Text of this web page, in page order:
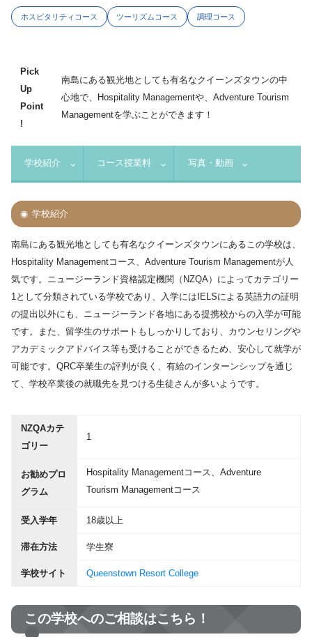
ホスピタリティコース ツーリズムコース 調理コース
Pick
Up
Point
!
南島にある観光地としても有名なクイーンズタウンの中
心地で、Hospitality Managementや、Adventure Tourism
Managementを学ぶことができます！
学校紹介 コース授業料 写真・動画
学校紹介
南島にある観光地としても有名なクイーンズタウンにあるこの学校は、
Hospitality Managementコース、Adventure Tourism Managementが人
気です。ニュージーランド資格認定機関（NZQA）によってカテゴリー
1として分類されている学校であり、入学にはIELSによる英語力の証明
の提出以外にも、ニュージーランド各地にある提携校からの入学が可能
です。また、留学生のサポートもしっかりしており、カウンセリングや
アカデミックアドバイス等も受けることができるため、安心して就学が
可能です。QRC卒業生の評判が良く、有給のインターンシップを通じ
て、学校卒業後の就職先を見つける生徒さんが多いようです。
NZQAカテ
ゴリー
1
お勧めプロ
グラム
Hospitality Managementコース、Adventure
Tourism Managementコース
受入学年 18歳以上
滞在方法 学生寮
学校サイト Queenstown Resort College
この学校へのご相談はこちら！